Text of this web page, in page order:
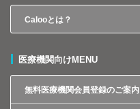
Calooとは？
医療機関向けMENU
無料医療機関会員登録のご案内